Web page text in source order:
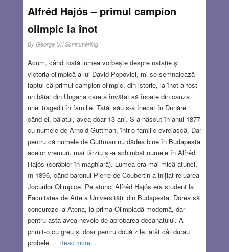
Alfréd Hajós – primul campion
olimpic la înot
By George Uri Schimmerling
Acum, când toată lumea vorbește despre natație şi
victoria olimpică a lui David Popovici, mi se semnalează
faptul că primul campion olimpic, din istorie, la înot a fost
un băiat din Ungaria care a învățat să înoate din cauza
unei tragedii în familie. Tatăl său s-a înecat în Dunăre
când el, băiatul, avea doar 13 ani. S-a născut în anul 1877
cu numele de Arnold Guttman, într-o familie evreiască. Dar
pentru că numele de Guttman nu dădea bine în Budapesta
acelor vremuri, mai târziu și-a schimbat numele în Alfréd
Hajós (corăbier în maghiară). Lumea era mai mică atunci,
în 1896, când baronul Pierre de Coubertin a inițiat reluarea
Jocurilor Olimpice. Pe atunci Alfréd Hajós era student la
Facultatea de Arte a Universității din Budapesta. Dorea să
concureze la Atena, la prima Olimpiadă modernă, dar
pentru asta avea nevoie de aprobarea decanatului. A
primit-o cu greu și doar pentru două zile, atât cât durau
probele.
Read more…